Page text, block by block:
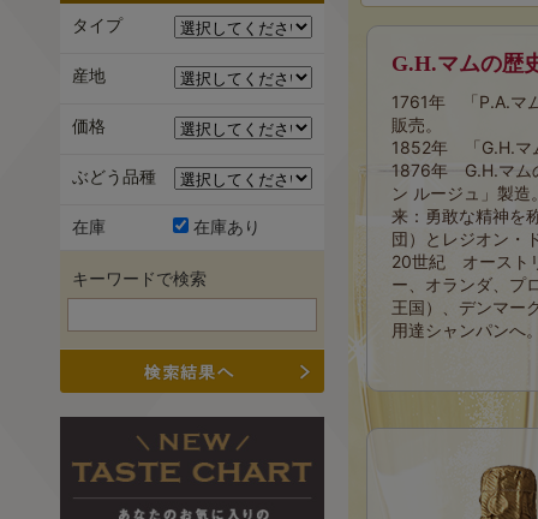
G.H.マムの歴
1761年 「P.A.マ
販売。
1852年 「G.H.マ
1876年 G.H.マム
ン ルージュ」製
来：勇敢な精神を
団）とレジオン・
20世紀 オースト
ー、オランダ、プ
王国）、デンマー
用達シャンパンへ
タイプ
産地
価格
ぶどう品種
在庫 在庫あり
キーワードで検索